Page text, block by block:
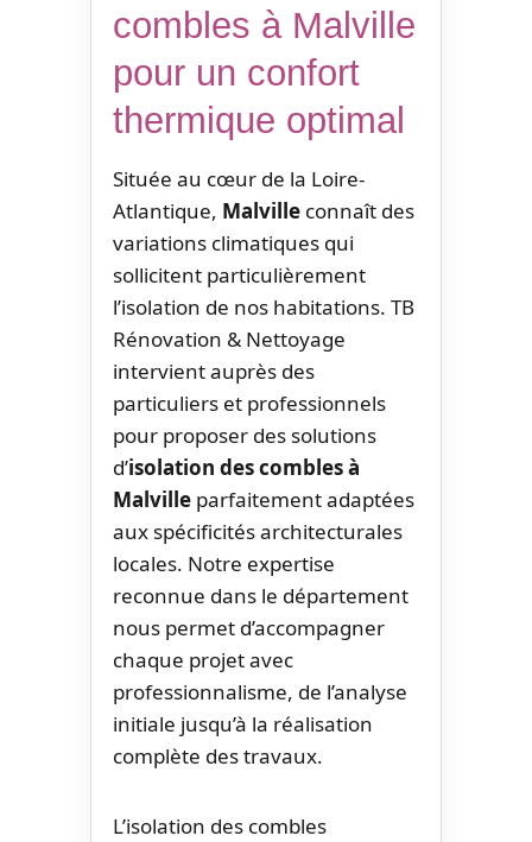
combles à Malville
pour un confort
thermique optimal
Située au cœur de la Loire-
Atlantique, Malville connaît des
variations climatiques qui
sollicitent particulièrement
l’isolation de nos habitations. TB
Rénovation & Nettoyage
intervient auprès des
particuliers et professionnels
pour proposer des solutions
d’isolation des combles à
Malville parfaitement adaptées
aux spécificités architecturales
locales. Notre expertise
reconnue dans le département
nous permet d’accompagner
chaque projet avec
professionnalisme, de l’analyse
initiale jusqu’à la réalisation
complète des travaux.
L’isolation des combles